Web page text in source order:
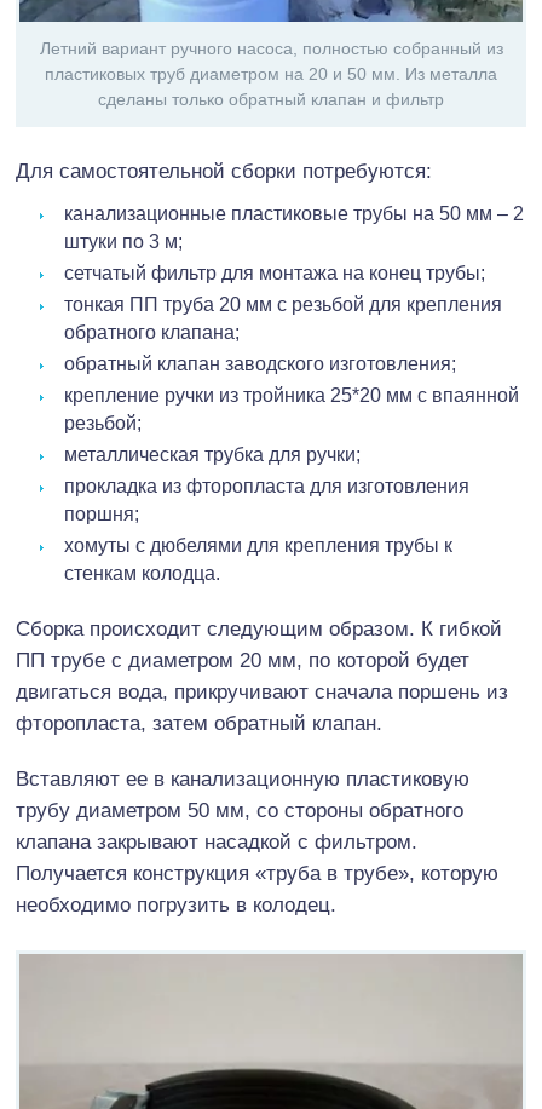
Летний вариант ручного насоса, полностью собранный из
пластиковых труб диаметром на 20 и 50 мм. Из металла
сделаны только обратный клапан и фильтр
Для самостоятельной сборки потребуются:
канализационные пластиковые трубы на 50 мм – 2
штуки по 3 м;
сетчатый фильтр для монтажа на конец трубы;
тонкая ПП труба 20 мм с резьбой для крепления
обратного клапана;
обратный клапан заводского изготовления;
крепление ручки из тройника 25*20 мм с впаянной
резьбой;
металлическая трубка для ручки;
прокладка из фторопласта для изготовления
поршня;
хомуты с дюбелями для крепления трубы к
стенкам колодца.
Сборка происходит следующим образом. К гибкой
ПП трубе с диаметром 20 мм, по которой будет
двигаться вода, прикручивают сначала поршень из
фторопласта, затем обратный клапан.
Вставляют ее в канализационную пластиковую
трубу диаметром 50 мм, со стороны обратного
клапана закрывают насадкой с фильтром.
Получается конструкция «труба в трубе», которую
необходимо погрузить в колодец.